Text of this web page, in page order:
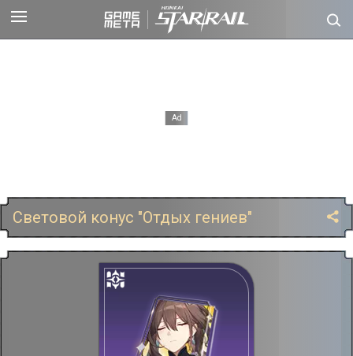
Световой конус "Отдых гениев"